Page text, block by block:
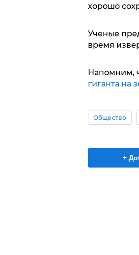
хорошо
Ученые
время
Напомним,
гиганта на
Общество
+